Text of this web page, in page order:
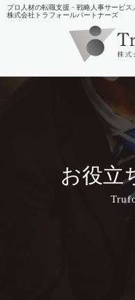
プロ人材の転職支援・戦略人事サービ
株式会社トラフォールパートナーズ
お役立